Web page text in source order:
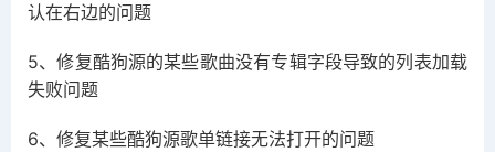
认在右边的问题
5、修复酷狗源的某些歌曲没有专辑字段导致的列表加载
失败问题
6、修复某些酷狗源歌单链接无法打开的问题